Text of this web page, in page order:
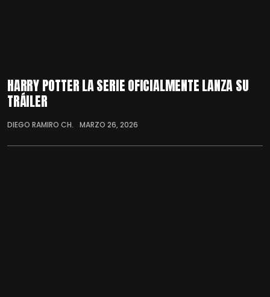
HARRY POTTER LA SERIE OFICIALMENTE LANZA SU
TRÁILER
DIEGO RAMIRO CH. MARZO 26, 2026